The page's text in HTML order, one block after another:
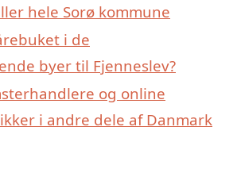
hele Sorø kommune
i de
byer til Fjenneslev?
og online
i andre dele af Danmark